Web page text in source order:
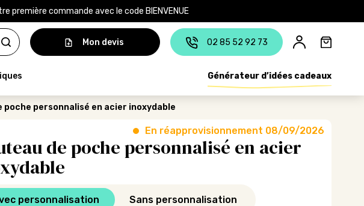
première commande avec le code BIENVENUE
Mon devis
02 85 52 92 73
Générateur d’idées cadeaux
poche personnalisé en acier inoxydable
de poche personnalisé en acier
En réapprovisionnement 08/09/2026
personnalisation Sans personnalisation